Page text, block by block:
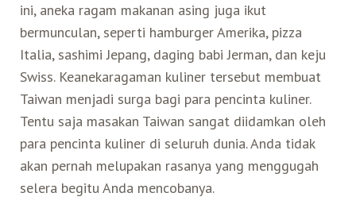
Budaya & Warisan
Wisata Senior
Wisata Yang Dapat Diakses
Belanja
ini, aneka ragam makanan asing juga ikut
bermunculan, seperti hamburger Amerika, pizza
Italia, sashimi Jepang, daging babi Jerman, dan keju
Swiss. Keanekaragaman kuliner tersebut membuat
Taiwan menjadi surga bagi para pencinta kuliner.
Tentu saja masakan Taiwan sangat diidamkan oleh
para pencinta kuliner di seluruh dunia. Anda tidak
akan pernah melupakan rasanya yang menggugah
selera begitu Anda mencobanya.